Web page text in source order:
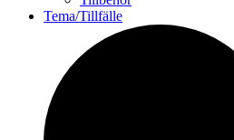
Tema/Tillfälle